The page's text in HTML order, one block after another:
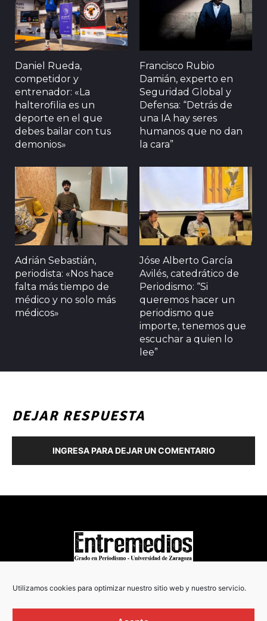
Utilizamos cookies para optimizar nuestro sitio web y nuestro servicio.
Daniel Rueda,
competidor y
entrenador: «La
halterofilia es un
deporte en el que
debes bailar con tus
demonios»
Francisco Rubio
Damián, experto en
Seguridad Global y
Defensa: “Detrás de
una IA hay seres
humanos que no dan
la cara”
Adrián Sebastián,
periodista: «Nos hace
falta más tiempo de
médico y no solo más
médicos»
Jóse Alberto García
Avilés, catedrático de
Periodismo: “Si
queremos hacer un
periodismo que
importe, tenemos que
escuchar a quien lo
lee”
DEJAR RESPUESTA
INGRESA PARA DEJAR UN COMENTARIO